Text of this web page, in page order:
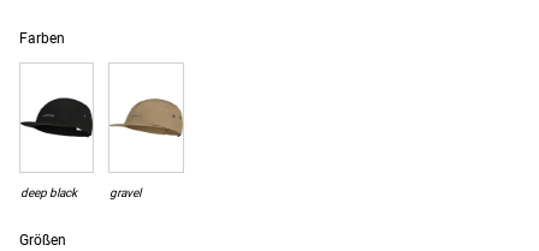
Größen
Farben
deep black gravel